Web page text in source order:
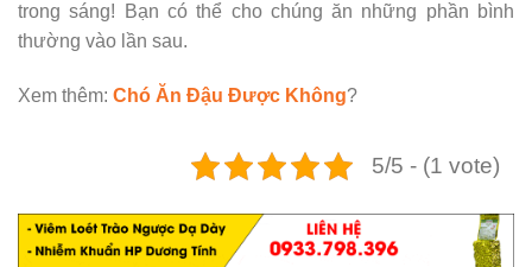
trong sáng! Bạn có thể cho chúng ăn những phần bình
thường vào lần sau.
Xem thêm: Chó Ăn Đậu Được Không?
5/5 - (1 vote)